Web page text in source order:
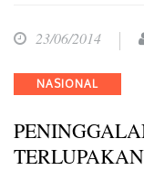
23/06/2014
Categories
NASIONAL
TERLUPAKAN